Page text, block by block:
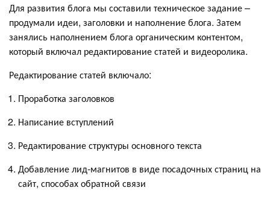
Для развития блога мы составили техническое задание –
продумали идеи, заголовки и наполнение блога. Затем
занялись наполнением блога органическим контентом,
который включал редактирование статей и видеоролика.
Редактирование статей включало:
Проработка заголовков
Написание вступлений
Редактирование структуры основного текста
Добавление лид-магнитов в виде посадочных страниц на
сайт, способах обратной связи